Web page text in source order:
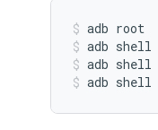
adb root
adb shell
adb shell
adb shell